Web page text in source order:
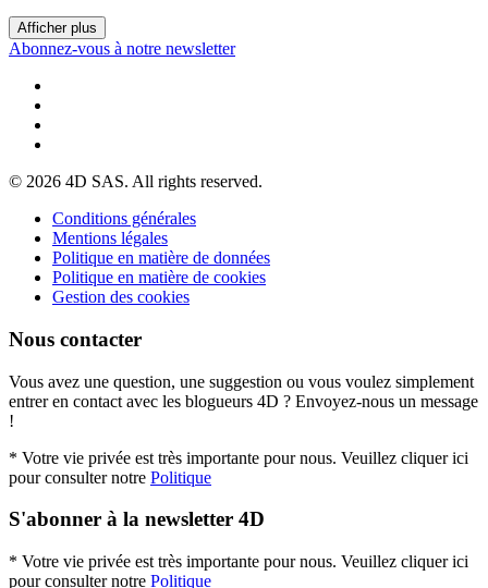
Afficher plus
Abonnez-vous à notre newsletter
© 2026 4D SAS. All rights reserved.
Conditions générales
Mentions légales
Politique en matière de données
Politique en matière de cookies
Gestion des cookies
Nous contacter
Vous avez une question, une suggestion ou vous voulez simplement
entrer en contact avec les blogueurs 4D ? Envoyez-nous un message
!
* Votre vie privée est très importante pour nous. Veuillez cliquer ici
pour consulter notre Politique
S'abonner à la newsletter 4D
* Votre vie privée est très importante pour nous. Veuillez cliquer ici
pour consulter notre Politique